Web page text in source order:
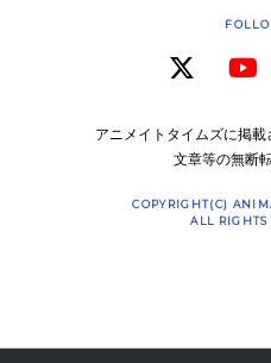
アニメイトタイムズに掲載
文章等の無断
COPYRIGHT(C)
ALL RIGHTS